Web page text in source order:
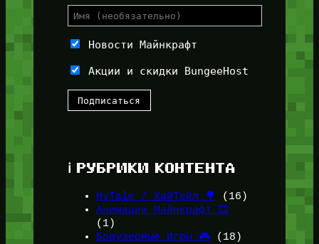
Новости Майнкрафт
Акции и скидки BungeeHost
ℹ️ РУБРИКИ КОНТЕНТА
HyTale / ХайТейл 🌳
(16)
Анимации Майнкрафт 🎞️
(1)
Браузерные Игры 🎮(18)